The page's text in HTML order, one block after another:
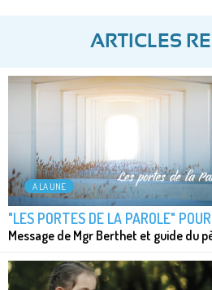
ARTICLES
A LA UNE
"LES PORTES DE LA PAROLE"
Message de Mgr Berthet et guide du